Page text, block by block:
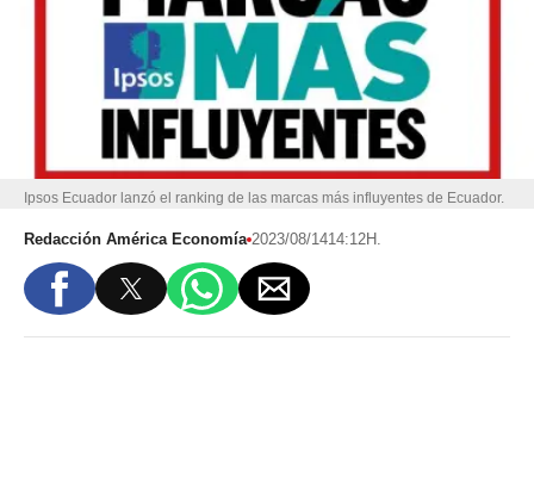
Ipsos Ecuador lanzó el ranking de las marcas más influyentes de Ecuador.
Redacción América Economía 2023/08/1414:12H.